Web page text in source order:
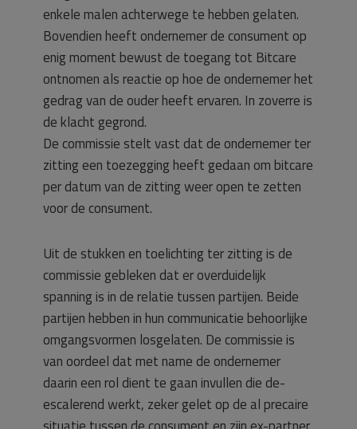
enkele malen achterwege te hebben gelaten.
Bovendien heeft ondernemer de consument op
enig moment bewust de toegang tot Bitcare
ontnomen als reactie op hoe de ondernemer het
gedrag van de ouder heeft ervaren. In zoverre is
de klacht gegrond.
De commissie stelt vast dat de ondernemer ter
zitting een toezegging heeft gedaan om bitcare
per datum van de zitting weer open te zetten
voor de consument.
Uit de stukken en toelichting ter zitting is de
commissie gebleken dat er overduidelijk
spanning is in de relatie tussen partijen. Beide
partijen hebben in hun communicatie behoorlijke
omgangsvormen losgelaten. De commissie is
van oordeel dat met name de ondernemer
daarin een rol dient te gaan invullen die de-
escalerend werkt, zeker gelet op de al precaire